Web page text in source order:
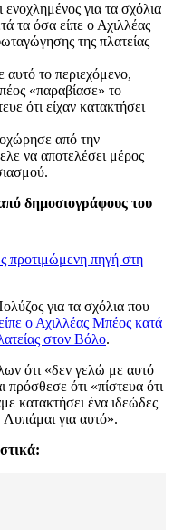
για τα σχόλια
τα όσα είπε ο Αχιλλέας
της πλατείας
το περιεχόμενο,
«παραβίασε» το
ότι είχαν κατακτήσει
από την
να αποτελέσει μέρος
δημοσιογράφους του
πηγή στη
για τα σχόλια που
ο Αχιλλέας Μπέος κατά
στον Βόλο.
ότι «δεν γελώ με αυτό
ότι «πίστευα ότι
κατακτήσει ένα ιδεώδες
για αυτό».